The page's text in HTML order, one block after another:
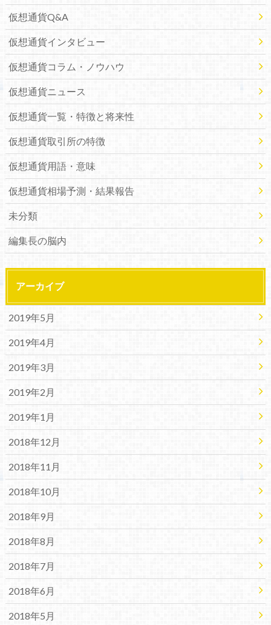
仮想通貨Q&A
仮想通貨インタビュー
仮想通貨コラム・ノウハウ
仮想通貨ニュース
仮想通貨一覧・特徴と将来性
仮想通貨取引所の特徴
仮想通貨用語・意味
仮想通貨相場予測・結果報告
未分類
編集長の脳内
アーカイブ
2019年5月
2019年4月
2019年3月
2019年2月
2019年1月
2018年12月
2018年11月
2018年10月
2018年9月
2018年8月
2018年7月
2018年6月
2018年5月